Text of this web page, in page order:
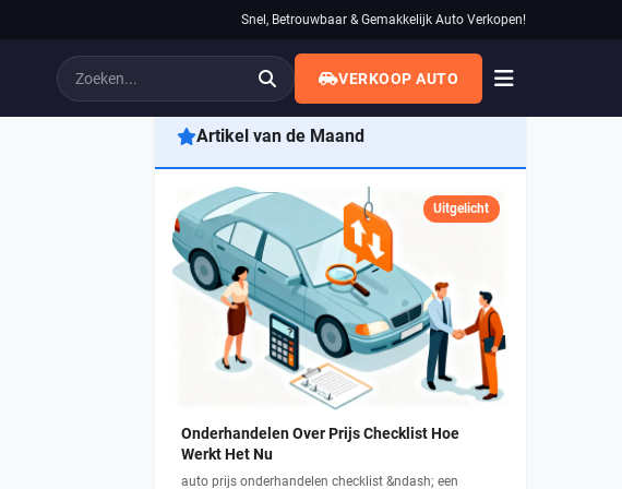
Snel, Betrouwbaar & Gemakkelijk Auto Verkopen!
VERKOOP AUTO
Artikel van de Maand
Uitgelicht
Onderhandelen Over Prijs Checklist Hoe
Werkt Het Nu
auto prijs onderhandelen checklist &ndash; een